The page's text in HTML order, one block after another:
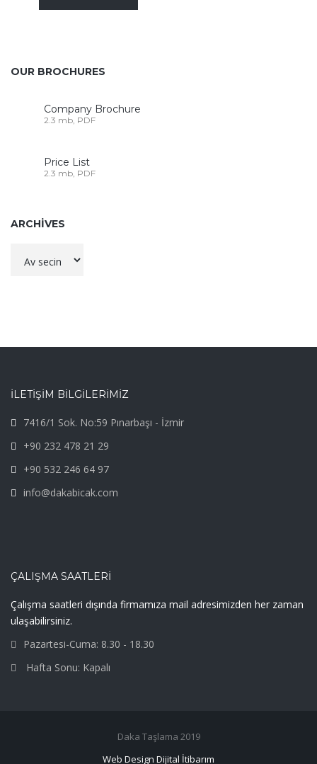
OUR BROCHURES
Company Brochure
2.3 mb, PDF
Price List
2.3 mb, PDF
ARCHIVES
İLETİŞİM BİLGİLERİMİZ
7416/1 Sok. No:59 Pınarbaşı - İzmir
+90 232 478 21 29
+90 532 246 64 97
info@dakabicak.com
ÇALIŞMA SAATLERI
Çalışma saatleri dışında firmamıza mail adresimizden her zaman
ulaşabilirsiniz.
Pazartesi-Cuma: 8.30 - 18.30
Hafta Sonu: Kapalı
Daka Taşlama 2019
Web Design Dijital İtibarım